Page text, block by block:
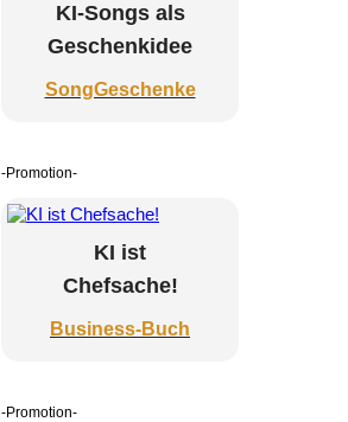
KI-Songs als
Geschenkidee
SongGeschenke
-Promotion-
KI ist
Chefsache!
Business-Buch
-Promotion-